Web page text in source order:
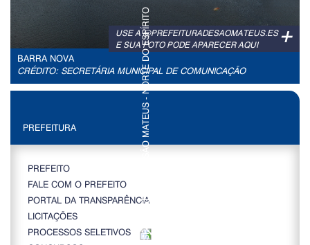
+
USE A @PREFEITURADESAOMATEUS.ES
E SUA FOTO PODE APARECER AQUI
BARRA NOVA
CRÉDITO: SECRETÁRIA MUNICIPAL DE COMUNICAÇÃO
PREFEITURA
PREFEITO
FALE COM O PREFEITO
PORTAL DA TRANSPARÊNCIA
LICITAÇÕES
PROCESSOS SELETIVOS